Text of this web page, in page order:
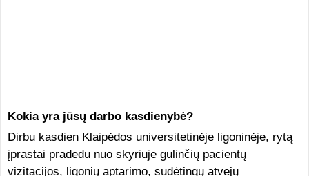
Kokia yra jūsų darbo kasdienybė?
Dirbu kasdien Klaipėdos universitetinėje ligoninėje, rytą
įprastai pradedu nuo skyriuje gulinčių pacientų
vizitacijos, ligonių aptarimo, sudėtingų atvejų